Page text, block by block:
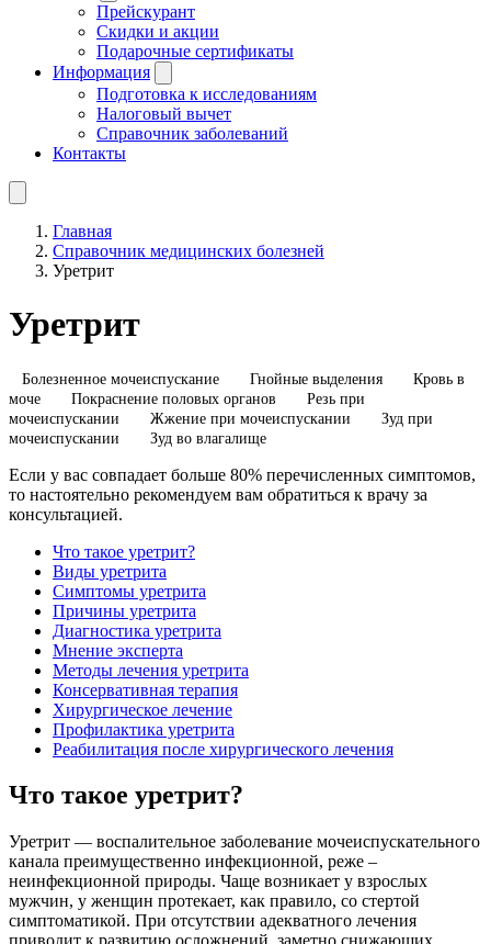
Прейскурант
Скидки и акции
Подарочные сертификаты
Информация
Подготовка к исследованиям
Налоговый вычет
Справочник заболеваний
Контакты
Главная
Справочник медицинских болезней
Уретрит
Уретрит
Болезненное мочеиспускание Гнойные выделения
Кровь в
моче
Покраснение половых органов
Резь при
мочеиспускании
Жжение при мочеиспускании
Зуд при
мочеиспускании
Зуд во влагалище
Если у вас совпадает больше 80% перечисленных симптомов,
то настоятельно рекомендуем вам обратиться к врачу за
консультацией.
Что такое уретрит?
Виды уретрита
Симптомы уретрита
Причины уретрита
Диагностика уретрита
Мнение эксперта
Методы лечения уретрита
Консервативная терапия
Хирургическое лечение
Профилактика уретрита
Реабилитация после хирургического лечения
Что такое уретрит?
Уретрит — воспалительное заболевание мочеиспускательного
канала преимущественно инфекционной, реже –
неинфекционной природы. Чаще возникает у взрослых
мужчин, у женщин протекает, как правило, со стертой
симптоматикой. При отсутствии адекватного лечения